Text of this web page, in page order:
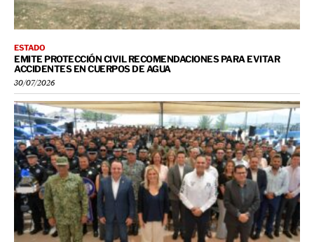
ESTADO
EMITE PROTECCIÓN CIVIL RECOMENDACIONES PARA EVITAR
ACCIDENTES EN CUERPOS DE AGUA
30/07/2026